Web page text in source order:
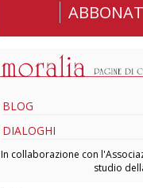
BLOG
DIALOGHI
In collaborazione con
studio